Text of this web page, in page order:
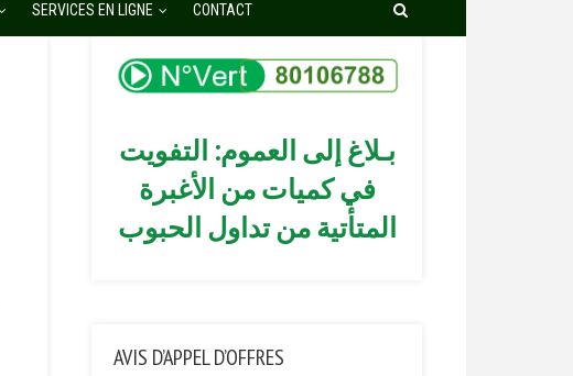
SERVICES EN LIGNE CONTACT
بـلاغ إلى العموم: التفويت
في كميات من الأغبرة
المتأتية من تداول الحبوب
AVIS D’APPEL D’OFFRES